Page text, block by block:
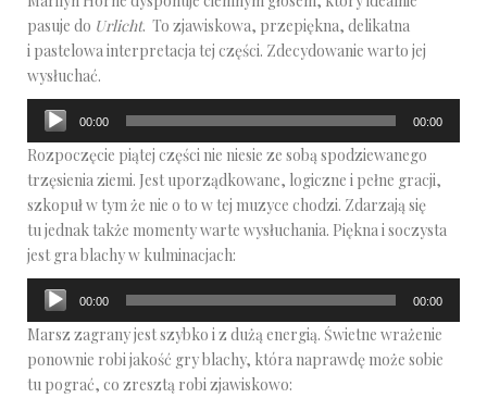
pasuje do Urlicht. To zjawiskowa, przepiękna, delikatna
i pastelowa interpretacja tej części. Zdecydowanie warto jej
wysłuchać.
Odtwarzacz
plików
dźwiękowych
00:00 00:00
Rozpoczęcie piątej części nie niesie ze sobą spodziewanego
trzęsienia ziemi. Jest uporządkowane, logiczne i pełne gracji,
szkopuł w tym że nie o to w tej muzyce chodzi. Zdarzają się
tu jednak także momenty warte wysłuchania. Piękna i soczysta
jest gra blachy w kulminacjach:
Odtwarzacz
plików
dźwiękowych
00:00 00:00
Marsz zagrany jest szybko i z dużą energią. Świetne wrażenie
ponownie robi jakość gry blachy, która naprawdę może sobie
tu pograć, co zresztą robi zjawiskowo: